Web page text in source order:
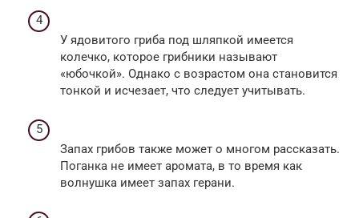
У ядовитого гриба под шляпкой имеется
колечко, которое грибники называют
«юбочкой». Однако с возрастом она становится
тонкой и исчезает, что следует учитывать.
Запах грибов также может о многом рассказать.
Поганка не имеет аромата, в то время как
волнушка имеет запах герани.